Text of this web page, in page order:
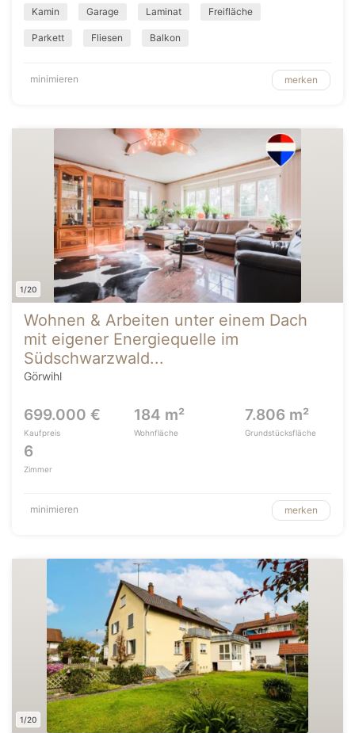
Kamin Garage Laminat Freifläche
Parkett Fliesen Balkon
minimieren merken
1/20
Wohnen & Arbeiten unter einem Dach
mit eigener Energiequelle im
Südschwarzwald...
Görwihl
699.000 €
Kaufpreis
184 m²
Wohnfläche
7.806 m²
Grundstücksfläche
6
Zimmer
minimieren merken
1/20